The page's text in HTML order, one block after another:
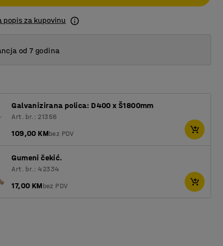
popis za kupovinu
od 7 godina
Galvanizirana polica: D400 x Š1800mm
Art. br.: 21356
109,00 KMbez PDV
Gumeni čekić.
Art. br.: 42334
17,00 KMbez PDV